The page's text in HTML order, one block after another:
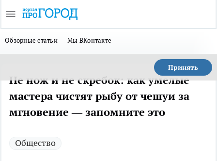
Обзорные статьи Мы ВКонтакте
Принять
Не нож и не скребок: как умелые
мастера чистят рыбу от чешуи за
мгновение — запомните это
Общество